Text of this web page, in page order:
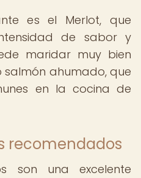
es el Merlot, que
de sabor y
maridar muy bien
ahumado, que
en la cocina de
recomendados
son una excelente